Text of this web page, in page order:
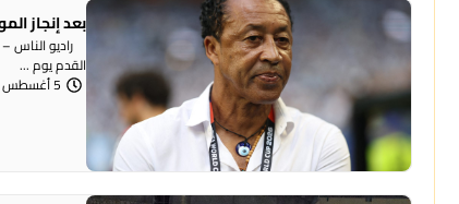
بعد إنجاز
القدم يوم ...
5 أغسطس 2026 | 12:30 مساءً